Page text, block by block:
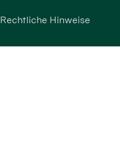
Rechtliche Hinweise